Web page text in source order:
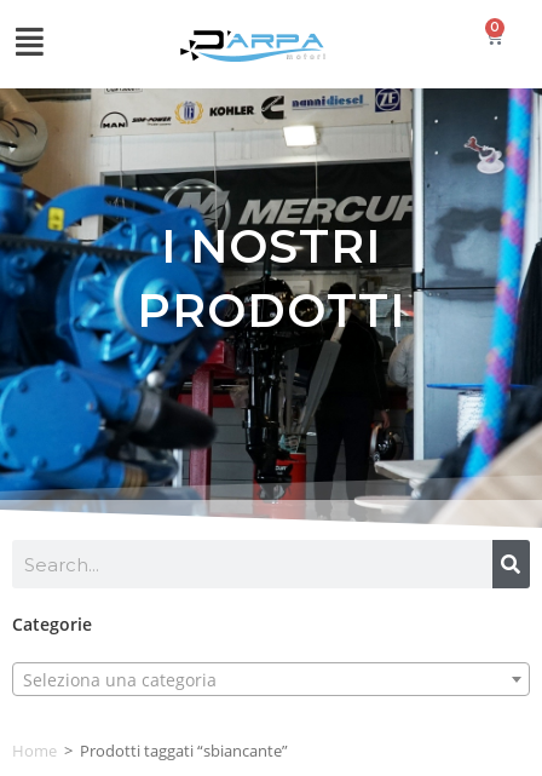
0
I NOSTRI
PRODOTTI
Categorie
Seleziona una categoria
Home > Prodotti taggati “sbiancante”